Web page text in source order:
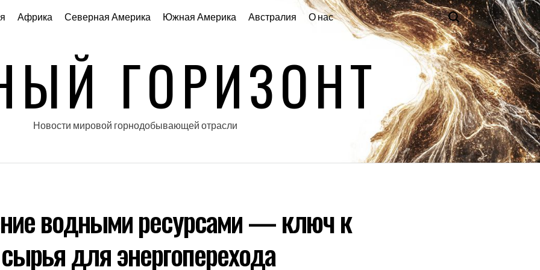
Африка Северная Америка Южная Америка Австралия О нас
ГОРИЗОНТ
Новости мировой горнодобывающей отрасли
водными ресурсами — ключ к
для энергоперехода